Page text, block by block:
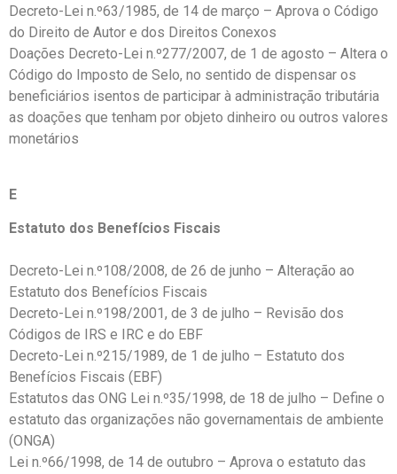
Decreto-Lei n.º63/1985, de 14 de março – Aprova o Código
do Direito de Autor e dos Direitos Conexos
Doações Decreto-Lei n.º277/2007, de 1 de agosto – Altera o
Código do Imposto de Selo, no sentido de dispensar os
beneficiários isentos de participar à administração tributária
as doações que tenham por objeto dinheiro ou outros valores
monetários
E
Estatuto dos Benefícios Fiscais
Decreto-Lei n.º108/2008, de 26 de junho – Alteração ao
Estatuto dos Benefícios Fiscais
Decreto-Lei n.º198/2001, de 3 de julho – Revisão dos
Códigos de IRS e IRC e do EBF
Decreto-Lei n.º215/1989, de 1 de julho – Estatuto dos
Benefícios Fiscais (EBF)
Estatutos das ONG Lei n.º35/1998, de 18 de julho – Define o
estatuto das organizações não governamentais de ambiente
(ONGA)
Lei n.º66/1998, de 14 de outubro – Aprova o estatuto das